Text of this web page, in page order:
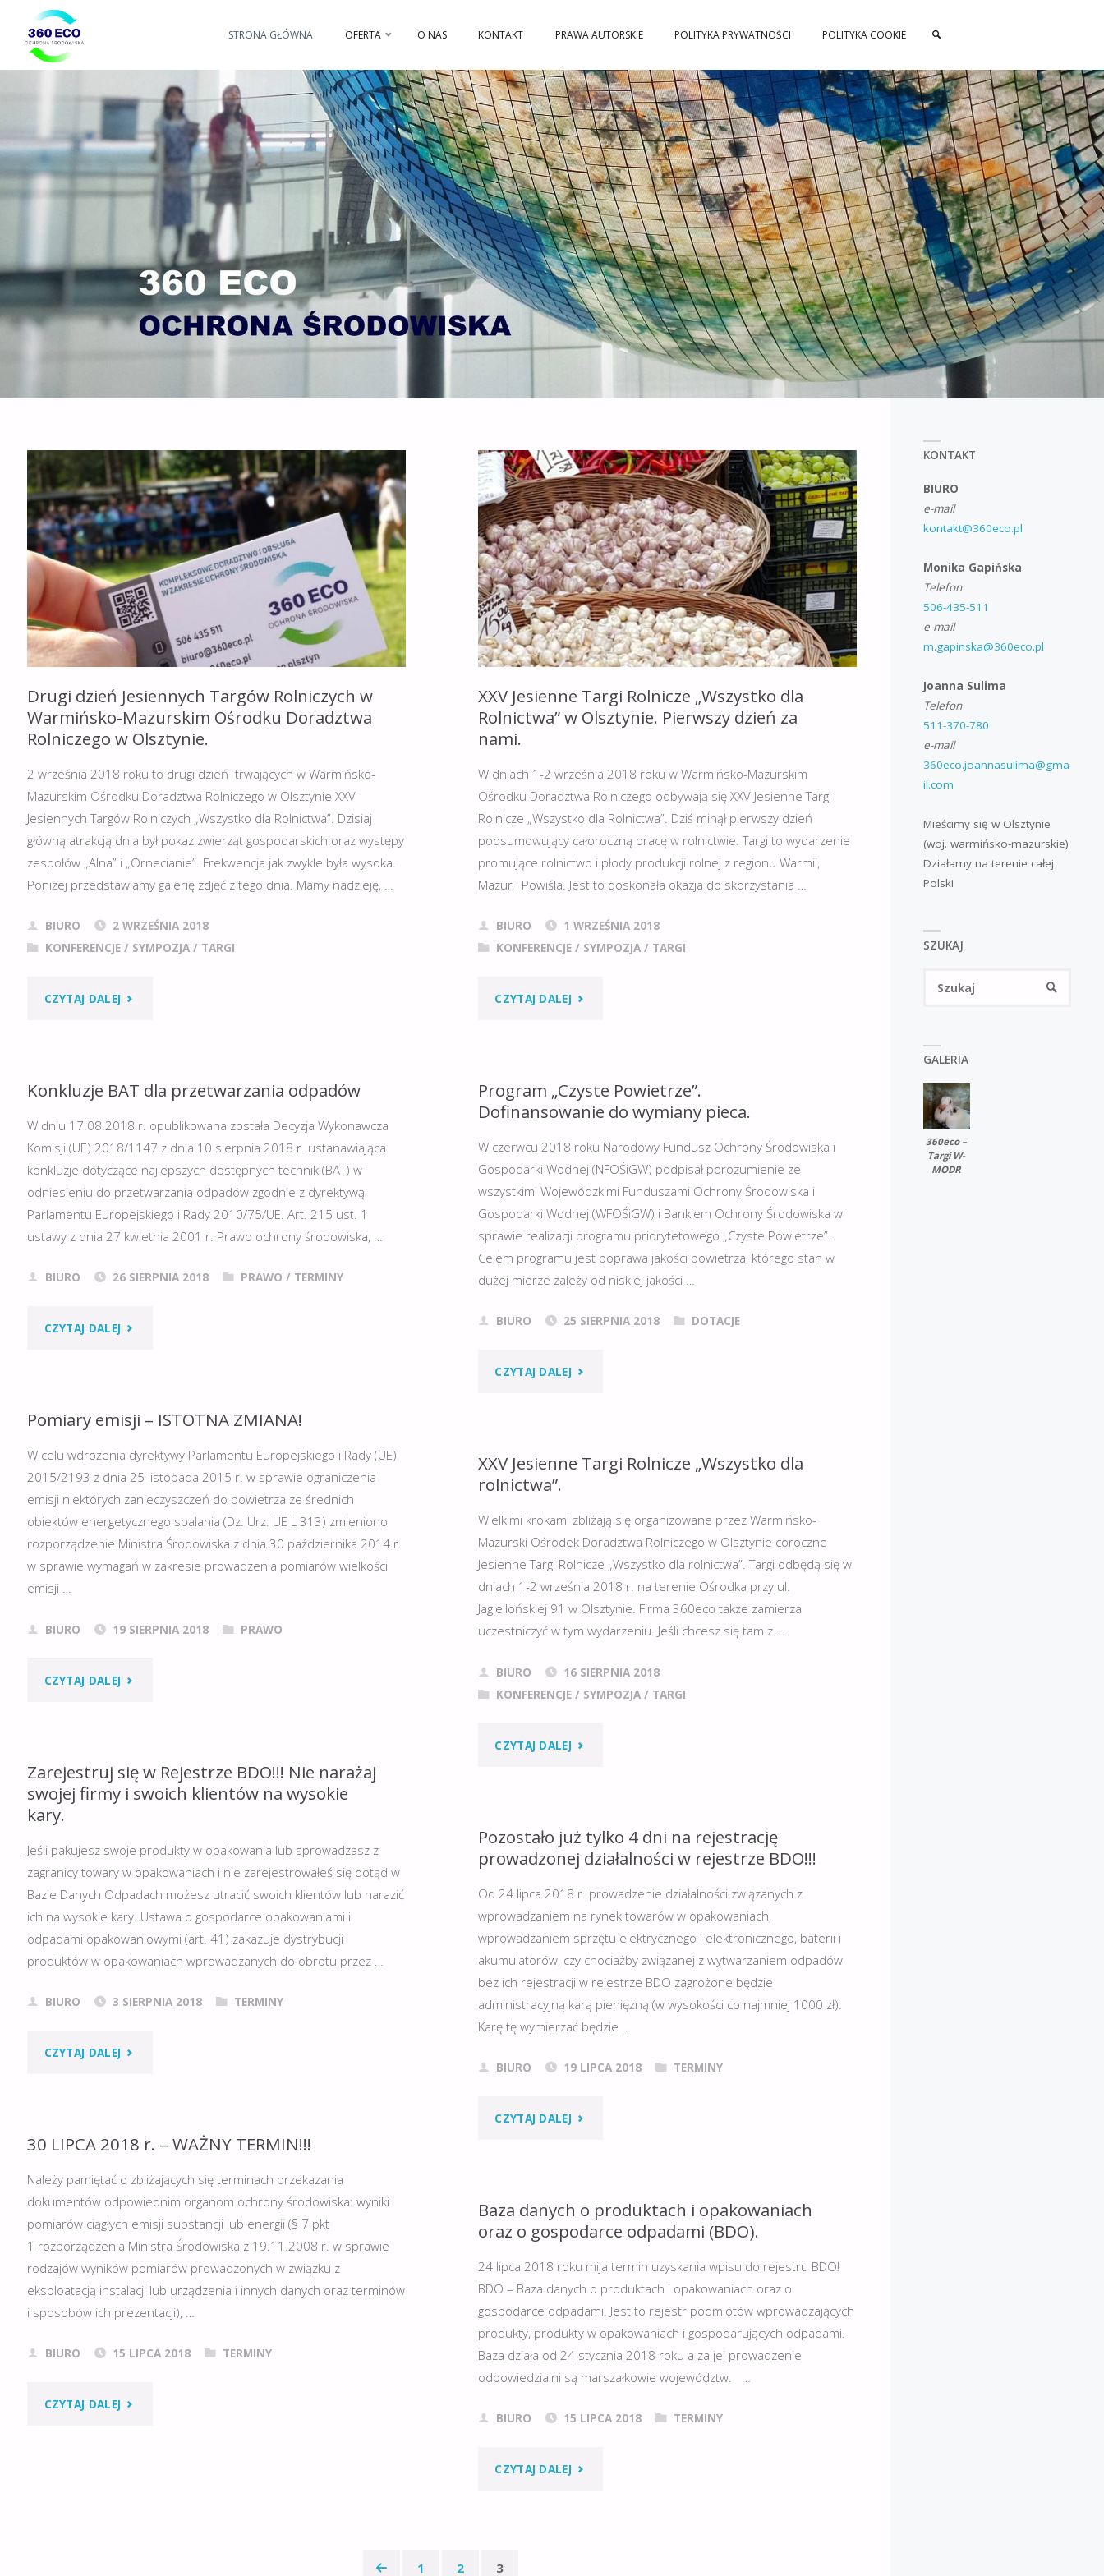
Gospodarowanie
Odpadami
treści
STRONA GŁÓWNA OFERTA O NAS KONTAKT PRAWA AUTORSKIE POLITYKA PRYWATNOŚCI POLITYKA COOKIE
SZUKAJ
Drugi dzień Jesiennych Targów Rolniczych w
Warmińsko-Mazurskim Ośrodku Doradztwa
Rolniczego w Olsztynie.
2 września 2018 roku to drugi dzień trwających w Warmińsko-
Mazurskim Ośrodku Doradztwa Rolniczego w Olsztynie XXV
Jesiennych Targów Rolniczych „Wszystko dla Rolnictwa”. Dzisiaj
główną atrakcją dnia był pokaz zwierząt gospodarskich oraz występy
zespołów „Alna” i „Ornecianie”. Frekwencja jak zwykle była wysoka.
Poniżej przedstawiamy galerię zdjęć z tego dnia. Mamy nadzieję, …
BIURO
2 WRZEŚNIA 2018
KONFERENCJE/ SYMPOZJA/ TARGI
CZYTAJ DALEJ "DRUGI
ROLNICZYCH
W
WARMIŃSKO-
OŚRODKU
DORADZTWA
OLSZTYNIE."
XXV Jesienne Targi Rolnicze „Wszystko dla
Rolnictwa” w Olsztynie. Pierwszy dzień za
nami.
W dniach 1-2 września 2018 roku w Warmińsko-Mazurskim
Ośrodku Doradztwa Rolniczego odbywają się XXV Jesienne Targi
Rolnicze „Wszystko dla Rolnictwa”. Dziś minął pierwszy dzień
podsumowujący całoroczną pracę w rolnictwie. Targi to wydarzenie
promujące rolnictwo i płody produkcji rolnej z regionu Warmii,
Mazur i Powiśla. Jest to doskonała okazja do skorzystania …
BIURO
1 WRZEŚNIA 2018
KONFERENCJE/ SYMPOZJA/ TARGI
CZYTAJ DALEJ "XXV
ROLNICZE
„WSZYSTKO
DLA
ROLNICTWA”
W
OLSZTYNIE.
PIERWSZY
Konkluzje BAT dla przetwarzania odpadów
W dniu 17.08.2018 r. opublikowana została Decyzja Wykonawcza
Komisji (UE) 2018/1147 z dnia 10 sierpnia 2018 r. ustanawiająca
konkluzje dotyczące najlepszych dostępnych technik (BAT) w
odniesieniu do przetwarzania odpadów zgodnie z dyrektywą
Parlamentu Europejskiego i Rady 2010/75/UE. Art. 215 ust. 1
ustawy z dnia 27 kwietnia 2001 r. Prawo ochrony środowiska, …
BIURO 26 SIERPNIA 2018 PRAWO / TERMINY
CZYTAJ DALEJ "KONKLUZJE
PRZETWARZANIA
ODPADÓW"
Program „Czyste Powietrze”.
Dofinansowanie do wymiany pieca.
W czerwcu 2018 roku Narodowy Fundusz Ochrony Środowiska i
Gospodarki Wodnej (NFOŚiGW) podpisał porozumienie ze
wszystkimi Wojewódzkimi Funduszami Ochrony Środowiska i
Gospodarki Wodnej (WFOŚiGW) i Bankiem Ochrony Środowiska w
sprawie realizacji programu priorytetowego „Czyste Powietrze”.
Celem programu jest poprawa jakości powietrza, którego stan w
dużej mierze zależy od niskiej jakości …
BIURO 25 SIERPNIA 2018 DOTACJE
CZYTAJ DALEJ "PROGRAM
DOFINANSOWANIE
DO
WYMIANY
PIECA."
Pomiary emisji – ISTOTNA ZMIANA!
W celu wdrożenia dyrektywy Parlamentu Europejskiego i Rady (UE)
2015/2193 z dnia 25 listopada 2015 r. w sprawie ograniczenia
emisji niektórych zanieczyszczeń do powietrza ze średnich
obiektów energetycznego spalania (Dz. Urz. UE L 313) zmieniono
rozporządzenie Ministra Środowiska z dnia 30 października 2014 r.
w sprawie wymagań w zakresie prowadzenia pomiarów wielkości
emisji …
BIURO 19 SIERPNIA 2018 PRAWO
CZYTAJ DALEJ "POMIARY
ISTOTNA
XXV Jesienne Targi Rolnicze „Wszystko dla
rolnictwa”.
Wielkimi krokami zbliżają się organizowane przez Warmińsko-
Mazurski Ośrodek Doradztwa Rolniczego w Olsztynie coroczne
Jesienne Targi Rolnicze „Wszystko dla rolnictwa”. Targi odbędą się w
dniach 1-2 września 2018 r. na terenie Ośrodka przy ul.
Jagiellońskiej 91 w Olsztynie. Firma 360eco także zamierza
uczestniczyć w tym wydarzeniu. Jeśli chcesz się tam z …
BIURO
16 SIERPNIA 2018
KONFERENCJE/ SYMPOZJA/ TARGI
CZYTAJ DALEJ "XXV
ROLNICZE
„WSZYSTKO
DLA
ROLNICTWA”."
Zarejestruj się w Rejestrze BDO!!! Nie narażaj
swojej firmy i swoich klientów na wysokie
kary.
Jeśli pakujesz swoje produkty w opakowania lub sprowadzasz z
zagranicy towary w opakowaniach i nie zarejestrowałeś się dotąd w
Bazie Danych Odpadach możesz utracić swoich klientów lub narazić
ich na wysokie kary. Ustawa o gospodarce opakowaniami i
odpadami opakowaniowymi (art. 41) zakazuje dystrybucji
produktów w opakowaniach wprowadzanych do obrotu przez …
BIURO 3 SIERPNIA 2018 TERMINY
CZYTAJ DALEJ "ZAREJESTRUJ
BDO!!!
NIE
NARAŻAJ
SWOICH
Pozostało już tylko 4 dni na rejestrację
prowadzonej działalności w rejestrze BDO!!!
Od 24 lipca 2018 r. prowadzenie działalności związanych z
wprowadzaniem na rynek towarów w opakowaniach,
wprowadzaniem sprzętu elektrycznego i elektronicznego, baterii i
akumulatorów, czy chociażby związanej z wytwarzaniem odpadów
bez ich rejestracji w rejestrze BDO zagrożone będzie
administracyjną karą pieniężną (w wysokości co najmniej 1000 zł).
Karę tę wymierzać będzie …
BIURO 19 LIPCA 2018 TERMINY
CZYTAJ DALEJ "POZOSTAŁO
4
DNI
NA
REJESTRACJĘ
PROWADZONEJ
30 LIPCA 2018 r. – WAŻNY TERMIN!!!
Należy pamiętać o zbliżających się terminach przekazania
dokumentów odpowiednim organom ochrony środowiska: wyniki
pomiarów ciągłych emisji substancji lub energii (§ 7 pkt
1 rozporządzenia Ministra Środowiska z 19.11.2008 r. w sprawie
rodzajów wyników pomiarów prowadzonych w związku z
eksploatacją instalacji lub urządzenia i innych danych oraz terminów
i sposobów ich prezentacji), …
BIURO 15 LIPCA 2018 TERMINY
CZYTAJ DALEJ "30
Baza danych o produktach i opakowaniach
oraz o gospodarce odpadami (BDO).
24 lipca 2018 roku mija termin uzyskania wpisu do rejestru BDO!
BDO – Baza danych o produktach i opakowaniach oraz o
gospodarce odpadami. Jest to rejestr podmiotów wprowadzających
produkty, produkty w opakowaniach i gospodarujących odpadami.
Baza działa od 24 stycznia 2018 roku a za jej prowadzenie
odpowiedzialni są marszałkowie województw. …
BIURO 15 LIPCA 2018 TERMINY
CZYTAJ DALEJ "BAZA
1 2 3
KONTAKT
BIURO
e-mail
kontakt@360eco.pl
Monika Gapińska
Telefon
506-435-511
e-mail
m.gapinska@360eco.pl
Joanna Sulima
Telefon
511-370-780
e-mail
360eco.joannasulima@gma
il.com
Mieścimy się w Olsztynie
(woj. warmińsko-mazurskie)
Działamy na terenie całej
Polski
SZUKAJ
SZUKAJ
GALERIA
360eco –
Targi W-
MODR